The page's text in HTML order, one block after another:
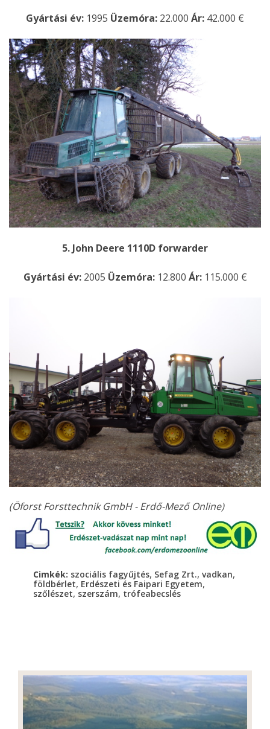
Gyártási év: 1995 Üzemóra: 22.000 Ár: 42.000 €
5. John Deere 1110D forwarder
Gyártási év:2005 Üzemóra:12.800 Ár:115.000 €
(Öforst Forsttechnik GmbH - Erdő-Mező Online)
Cimkék: szociális fagyűjtés, Sefag Zrt., vadkan,
földbérlet, Erdészeti és Faipari Egyetem,
szőlészet, szerszám, trófeabecslés